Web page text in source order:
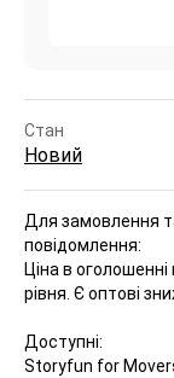
Стан
Новий
Для замовлення
повідомлення:
Ціна в
рівня. Є оптові
Доступні:
Storyfun for